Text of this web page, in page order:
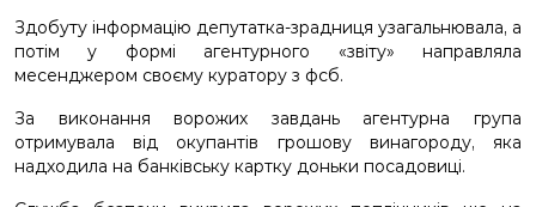
Здобуту інформацію депутатка-зрадниця узагальнювала, а
потім у формі агентурного «звіту» направляла
месенджером своєму куратору з фсб.
За виконання ворожих завдань агентурна група
отримувала від окупантів грошову винагороду, яка
надходила на банківську картку доньки посадовиці.